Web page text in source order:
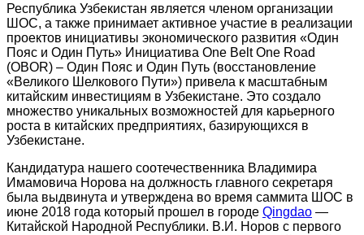
Республика Узбекистан является членом организации
ШОС, а также принимает активное участие в реализации
проектов инициативы экономического развития «Один
Пояс и Один Путь» Инициатива One Belt One Road
(OBOR) – Один Пояс и Один Путь (восстановление
«Великого Шелкового Пути») привела к масштабным
китайским инвестициям в Узбекистане. Это создало
множество уникальных возможностей для карьерного
роста в китайских предприятиях, базирующихся в
Узбекистане.
Кандидатура нашего соотечественника Владимира
Имамовича Норова на должность главного секретаря
была выдвинута и утверждена во время саммита ШОС в
июне 2018 года который прошел в городе Qingdao —
Китайской Народной Республики. В.И. Норов с первого